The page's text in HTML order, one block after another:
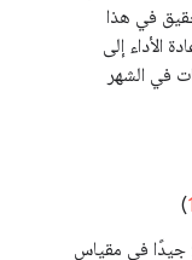
في هذا
الأداء إلى
في الشهر
)
جيدًا في مقياس